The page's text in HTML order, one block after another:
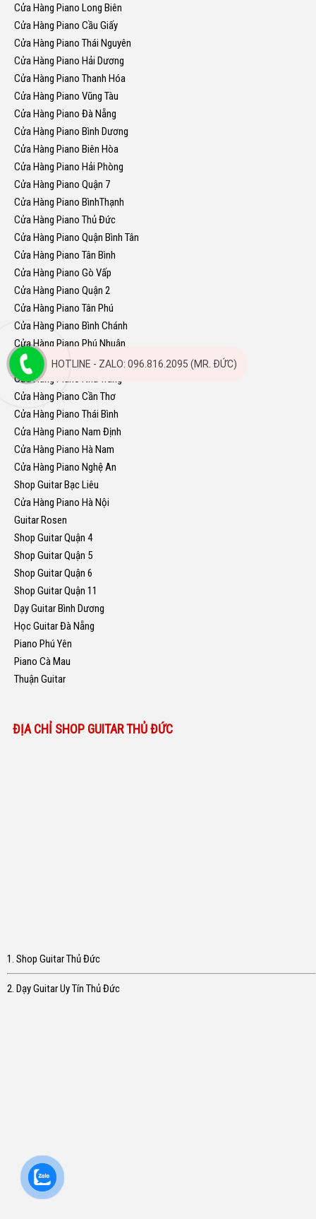
Cửa Hàng Piano Long Biên
Cửa Hàng Piano Cầu Giấy
Cửa Hàng Piano Thái Nguyên
Cửa Hàng Piano Hải Dương
Cửa Hàng Piano Thanh Hóa
Cửa Hàng Piano Vũng Tàu
Cửa Hàng Piano Đà Nẵng
Cửa Hàng Piano Bình Dương
Cửa Hàng Piano Biên Hòa
Cửa Hàng Piano Hải Phòng
Cửa Hàng Piano Quận 7
Cửa Hàng Piano BìnhThạnh
Cửa Hàng Piano Thủ Đức
Cửa Hàng Piano Quận Bình Tân
Cửa Hàng Piano Tân Bình
Cửa Hàng Piano Gò Vấp
Cửa Hàng Piano Quận 2
Cửa Hàng Piano Tân Phú
Cửa Hàng Piano Bình Chánh
Cửa Hàng Piano Phú Nhuận
Cửa Hàng Piano Quy Nhơn
Cửa Hàng Piano Nha Trang
Cửa Hàng Piano Cần Thơ
Cửa Hàng Piano Thái Bình
Cửa Hàng Piano Nam Định
Cửa Hàng Piano Hà Nam
Cửa Hàng Piano Nghệ An
Shop Guitar Bạc Liêu
Cửa Hàng Piano Hà Nội
Guitar Rosen
Shop Guitar Quận 4
Shop Guitar Quận 5
Shop Guitar Quận 6
Shop Guitar Quận 11
Dạy Guitar Bình Dương
Học Guitar Đà Nẵng
Piano Phú Yên
Piano Cà Mau
Thuận Guitar
ĐỊA CHỈ SHOP GUITAR THỦ ĐỨC
1. Shop Guitar Thủ Đức
2. Dạy Guitar Uy Tín Thủ Đức
HOTLINE - ZALO: 096.816.2095 (MR. ĐỨC)